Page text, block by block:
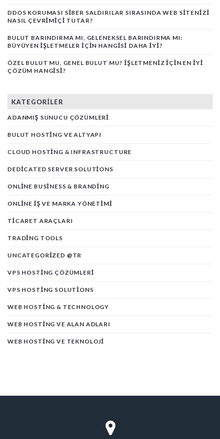
DDOS KORUMASI SIBER SALDIRILAR SIRASINDA WEB SITENIZI
NASIL ÇEVRIMIÇI TUTAR?
BULUT BARINDIRMA MI, GELENEKSEL BARINDIRMA MI:
BÜYÜYEN İŞLETMELER İÇIN HANGISI DAHA İYI?
ÖZEL BULUT MU, GENEL BULUT MU? İŞLETMENIZ İÇIN EN İYI
ÇÖZÜM HANGISI?
KATEGORILER
ADANMIŞ SUNUCU ÇÖZÜMLERI
BULUT HOSTING VE ALTYAPI
CLOUD HOSTING & INFRASTRUCTURE
DEDICATED SERVER SOLUTIONS
ONLINE BUSINESS & BRANDING
ONLINE İŞ VE MARKA YÖNETIMI
TICARET ARAÇLARI
TRADING TOOLS
UNCATEGORIZED @TR
VPS HOSTING ÇÖZÜMLERI
VPS HOSTING SOLUTIONS
WEB HOSTING & TECHNOLOGY
WEB HOSTING VE ALAN ADLARI
WEB HOSTING VE TEKNOLOJI